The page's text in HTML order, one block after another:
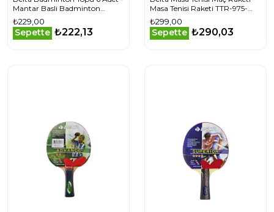
Mantar Basli Badminton
Malzemeleri SCM-602 Beyaz
₺229,00
Sepette ₺222,13
Masa Tenisi Raketi TTR-975-
RKT Renkli
₺299,00
Sepette ₺290,03